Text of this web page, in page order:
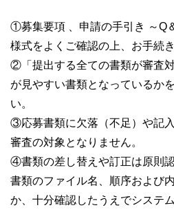
①募集要項 、申請の手引き ～Q
様式をよくご確認の上、お手続き
②「提出する全ての書類が審査
が見やすい書類となっているか
い。
③応募書類に欠落（不足）や記
審査の対象となりません。
④書類の差し替えや訂正は原則
書類のファイル名、順序および
か、十分確認したうえでシステ